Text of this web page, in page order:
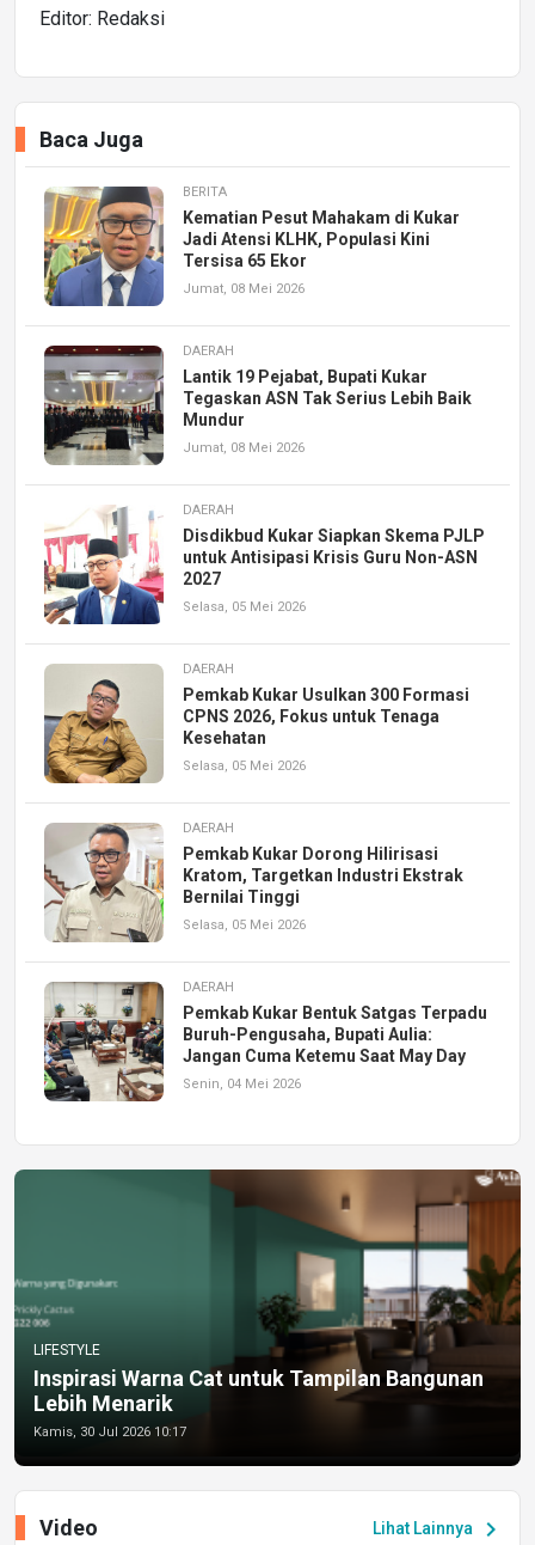
Editor: Redaksi
Baca Juga
BERITA
Kematian Pesut Mahakam di Kukar
Jadi Atensi KLHK, Populasi Kini
Tersisa 65 Ekor
Jumat, 08 Mei 2026
DAERAH
Lantik 19 Pejabat, Bupati Kukar
Tegaskan ASN Tak Serius Lebih Baik
Mundur
Jumat, 08 Mei 2026
DAERAH
Disdikbud Kukar Siapkan Skema PJLP
untuk Antisipasi Krisis Guru Non-ASN
2027
Selasa, 05 Mei 2026
DAERAH
Pemkab Kukar Usulkan 300 Formasi
CPNS 2026, Fokus untuk Tenaga
Kesehatan
Selasa, 05 Mei 2026
DAERAH
Pemkab Kukar Dorong Hilirisasi
Kratom, Targetkan Industri Ekstrak
Bernilai Tinggi
Selasa, 05 Mei 2026
DAERAH
Pemkab Kukar Bentuk Satgas Terpadu
Buruh-Pengusaha, Bupati Aulia:
Jangan Cuma Ketemu Saat May Day
Senin, 04 Mei 2026
LIFESTYLE
Inspirasi Warna Cat untuk Tampilan Bangunan
Lebih Menarik
Kamis, 30 Jul 2026 10:17
Lihat Lainnya chevron_right
Video